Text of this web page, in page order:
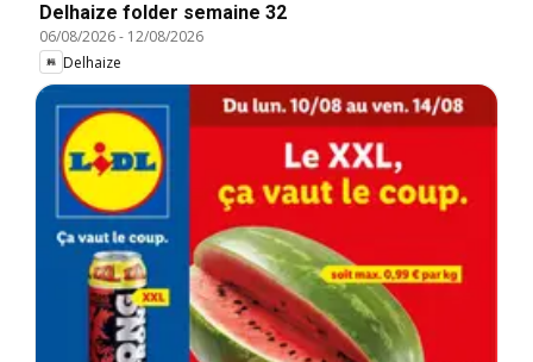
Delhaize folder semaine 32
06/08/2026- 12/08/2026
Delhaize